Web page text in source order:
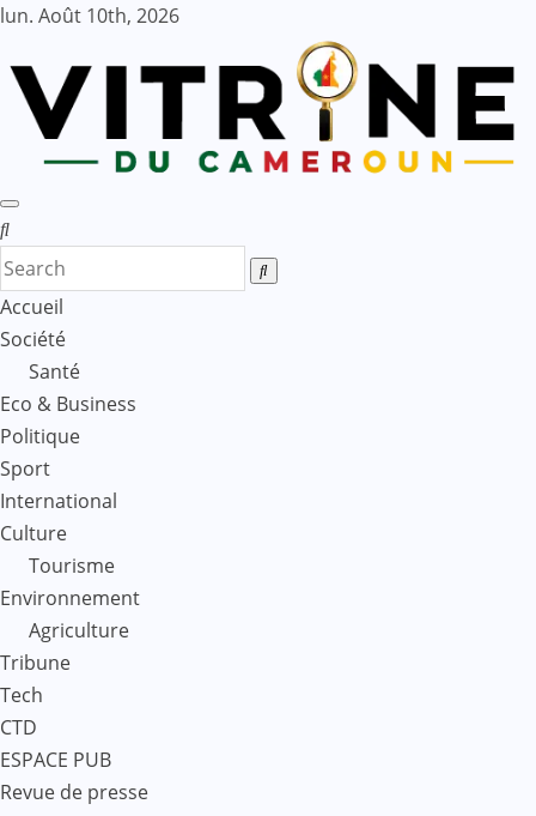
Skip
content
lun. Août 10th, 2026
Accueil
Société
Santé
Eco & Business
Politique
Sport
International
Culture
Tourisme
Environnement
Agriculture
Tribune
Tech
CTD
ESPACE PUB
Revue de presse